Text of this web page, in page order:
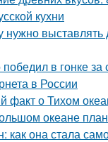
кухни
нужно
в гонке за
в России
факт о Тихом
океане
как она стала